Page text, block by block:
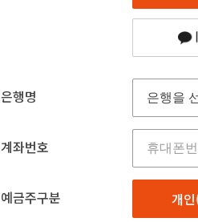
은행명
계좌번호
예금주구분 개